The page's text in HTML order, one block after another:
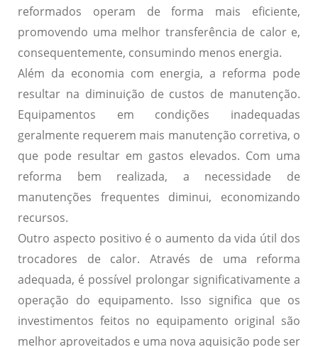
reformados operam de forma mais eficiente,
promovendo uma melhor transferência de calor e,
consequentemente, consumindo menos energia.
Além da economia com energia, a reforma pode
resultar na diminuição de custos de manutenção.
Equipamentos em condições inadequadas
geralmente requerem mais manutenção corretiva, o
que pode resultar em gastos elevados. Com uma
reforma bem realizada, a necessidade de
manutenções frequentes diminui, economizando
recursos.
Outro aspecto positivo é o aumento da vida útil dos
trocadores de calor. Através de uma reforma
adequada, é possível prolongar significativamente a
operação do equipamento. Isso significa que os
investimentos feitos no equipamento original são
melhor aproveitados e uma nova aquisição pode ser